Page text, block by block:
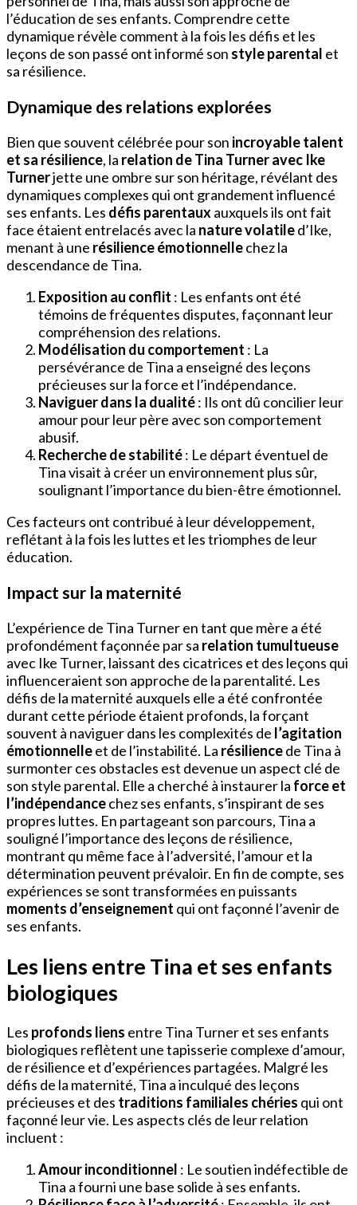
l’éducation de ses enfants. Comprendre cette
dynamique révèle comment à la fois les défis et les
leçons de son passé ont informé son style parental et
sa résilience.
Dynamique des relations explorées
Bien que souvent célébrée pour son incroyable talent
et sa résilience, la relation de Tina Turner avec Ike
Turnerjette une ombre sur son héritage, révélant des
dynamiques complexes qui ont grandement influencé
ses enfants. Les défis parentauxauxquels ils ont fait
face étaient entrelacés avec la nature volatiled’Ike,
menant à une résilience émotionnellechez la
descendance de Tina.
Exposition au conflit : Les enfants ont été
témoins de fréquentes disputes, façonnant leur
compréhension des relations.
Modélisation du comportement : La
persévérance de Tina a enseigné des leçons
précieuses sur la force et l’indépendance.
Naviguer dans la dualité: Ils ont dû concilier leur
amour pour leur père avec son comportement
abusif.
Recherche de stabilité: Le départ éventuel de
Tina visait à créer un environnement plus sûr,
soulignant l’importance du bien-être émotionnel.
Ces facteurs ont contribué à leur développement,
reflétant à la fois les luttes et les triomphes de leur
éducation.
Impact sur la maternité
L’expérience de Tina Turner en tant que mère a été
profondément façonnée par sa relation tumultueuse
avec Ike Turner, laissant des cicatrices et des leçons qui
influenceraient son approche de la parentalité. Les
défis de la maternité auxquels elle a été confrontée
durant cette période étaient profonds, la forçant
souvent à naviguer dans les complexités de l’agitation
émotionnelleet de l’instabilité. La résiliencede Tina à
surmonter ces obstacles est devenue un aspect clé de
son style parental. Elle a cherché à instaurer la force et
l’indépendancechez ses enfants, s’inspirant de ses
propres luttes. En partageant son parcours, Tina a
souligné l’importance des leçons de résilience,
montrant qu même face à l’adversité, l’amour et la
détermination peuvent prévaloir. En fin de compte, ses
expériences se sont transformées en puissants
moments d’enseignement qui ont façonné l’avenir de
ses enfants.
Les liens entre Tina et ses enfants
biologiques
Les profonds liens entre Tina Turner et ses enfants
biologiques reflètent une tapisserie complexe d’amour,
de résilience et d’expériences partagées. Malgré les
défis de la maternité, Tina a inculqué des leçons
précieuses et des traditions familiales chéries qui ont
façonné leur vie. Les aspects clés de leur relation
incluent :
Amour inconditionnel : Le soutien indéfectible de
Tina a fourni une base solide à ses enfants.